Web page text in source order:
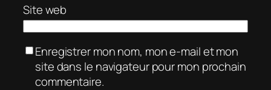
Site web
Enregistrer mon nom, mon e-mail et mon
site dans le navigateur pour mon prochain
commentaire.